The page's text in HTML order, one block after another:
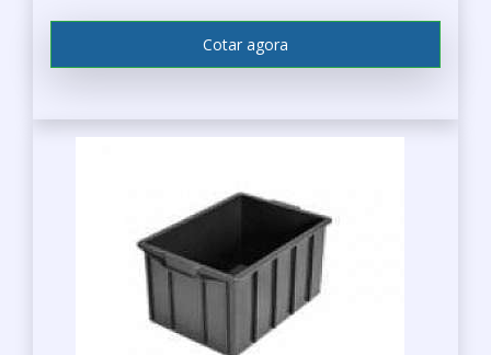
ESCRITÓRIOS E AMBIENTES
CORPORATIVOS
manter a organização e a limpeza para
garantir a produtividade e o bem-estar dos
para espaços compartilhados, como copas e
áreas de convivência.
BANHEIROS
Nos banheiros, a lixeira inox se destaca pela
sua resistência à umidade, além de oferecer
um visual mais refinado e higiênico para os
Cotar agora